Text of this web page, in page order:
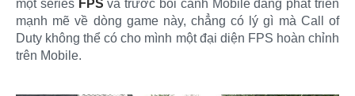
một series FPS và trước bối cảnh Mobile đang phát triển
mạnh mẽ về dòng game này, chẳng có lý gì mà Call of
Duty không thể có cho mình một đại diện FPS hoàn chỉnh
trên Mobile.